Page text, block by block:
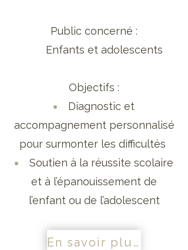
Public concerné :
Enfants et adolescents
Objectifs :
Diagnostic et
accompagnement personnalisé
pour surmonter les difficultés
Soutien à la réussite scolaire
et à l’épanouissement de
l’enfant ou de l’adolescent
En savoir plus